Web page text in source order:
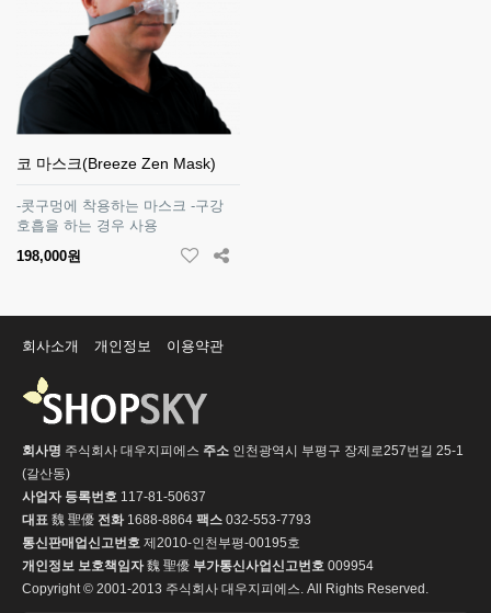
코 마스크(Breeze Zen Mask)
-콧구멍에 착용하는 마스크 -구강
호흡을 하는 경우 사용
198,000원
회사소개 개인정보 이용약관
회사명 주식회사 대우지피에스 주소 인천광역시 부평구 장제로257번길 25-1
(갈산동)
사업자 등록번호 117-81-50637
대표 魏 聖優 전화1688-8864 팩스 032-553-7793
통신판매업신고번호 제2010-인천부평-00195호
개인정보 보호책임자魏 聖優 부가통신사업신고번호 009954
Copyright © 2001-2013 주식회사 대우지피에스. All Rights Reserved.